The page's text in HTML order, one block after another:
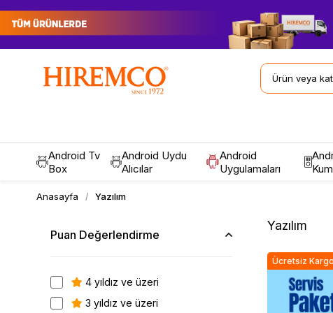
Android Tv
Box
Android Uydu
Alıcılar
Android
Uygulamaları
Anasayfa Yazılım
Puan Değerlendirme
4 yıldız ve üzeri
3 yıldız ve üzeri
Yazılım
Ücretsiz Kargo